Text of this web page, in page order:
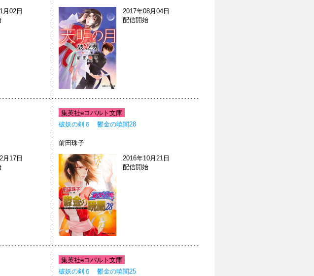
月02日
2017年08月04日
配信開始
月17日
集英社eコバルト文庫
破妖の剣６ 鬱金の暁闇28
前田珠子
2016年10月21日
配信開始
集英社eコバルト文庫
破妖の剣６ 鬱金の暁闇25